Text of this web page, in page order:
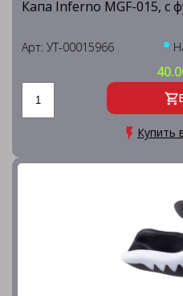
Капа Inferno MGF-015, с
Арт: УТ-00015966
Купить